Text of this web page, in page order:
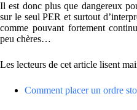
Il est donc plus que dangereux
sur le seul PER et surtout
comme pouvant fortement
peu chères…
Les lecteurs de cet article lisent
Comment placer un ordre